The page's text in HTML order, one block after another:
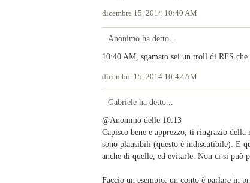
dicembre 15, 2014 10:40 AM
Anonimo ha detto...
10:40 AM, sgamato sei un troll di RFS
dicembre 15, 2014 10:42 AM
Gabriele ha detto...
@Anonimo delle 10:13
Capisco bene e apprezzo, ti ringrazio
sono plausibili (questo è indiscutibile). E
anche di quelle, ed evitarle. Non ci si può
Faccio un esempio: un conto è parlare in